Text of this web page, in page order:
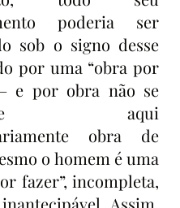
poderia ser
sob o signo desse
por uma “obra por
e por obra não se
aqui
obra de
o homem é uma
fazer”, incompleta,
Assim,